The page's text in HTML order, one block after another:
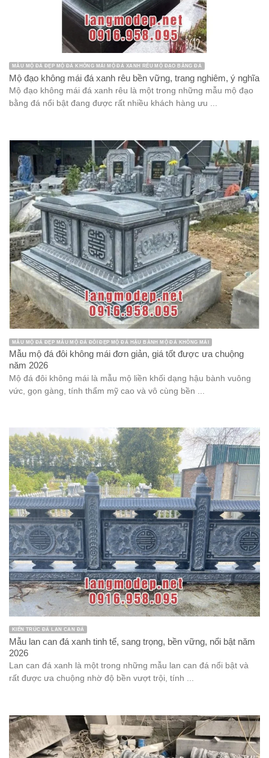
MẪU MỘ ĐÁ ĐẸP MỘ ĐÁ KHÔNG MÁI MỘ ĐÁ XANH RÊU MỘ ĐẠO BẰNG ĐÁ
Mộ đạo không mái đá xanh rêu bền vững, trang nghiêm, ý nghĩa
Mộ đạo không mái đá xanh rêu là một trong những mẫu mộ đạo
bằng đá nổi bật đang được rất nhiều khách hàng ưu ...
MẪU MỘ ĐÁ ĐẸP MẪU MỘ ĐÁ ĐÔI ĐẸP MỘ ĐÁ HẬU BÀNH MỘ ĐÁ KHÔNG MÁI
Mẫu mộ đá đôi không mái đơn giản, giá tốt được ưa chuộng
năm 2026
Mộ đá đôi không mái là mẫu mộ liền khối dạng hậu bành vuông
vức, gọn gàng, tính thẩm mỹ cao và vô cùng bền ...
KIẾN TRÚC ĐÁ LAN CAN ĐÁ
Mẫu lan can đá xanh tinh tế, sang trọng, bền vững, nổi bật năm
2026
Lan can đá xanh là một trong những mẫu lan can đá nổi bật và
rất được ưa chuộng nhờ độ bền vượt trội, tính ...